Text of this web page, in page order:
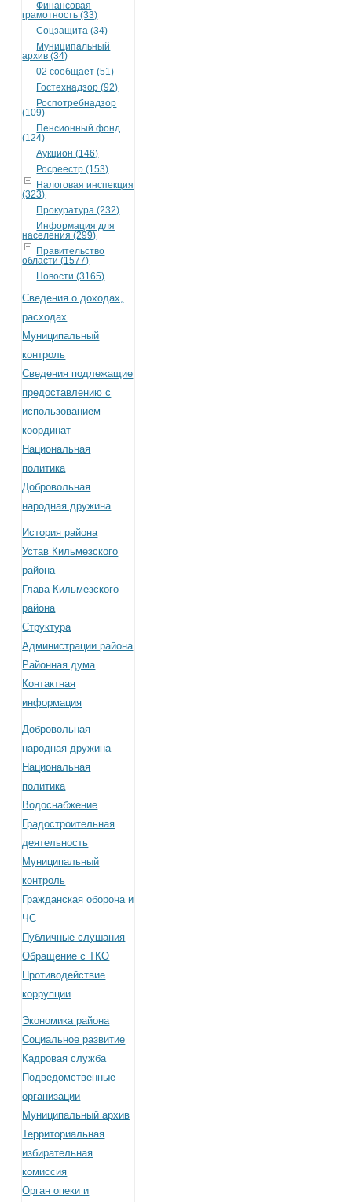
Финансовая
грамотность (33)
Соцзащита (34)
Муниципальный
архив (34)
02 сообщает (51)
Гостехнадзор (92)
Роспотребнадзор
(109)
Пенсионный фонд
(124)
Аукцион (146)
Росреестр (153)
Налоговая инспекция
(323)
Прокуратура (232)
Информация для
населения (299)
Правительство
области (1577)
Новости (3165)
Сведения о доходах,
расходах
Муниципальный
контроль
Сведения подлежащие
предоставлению с
использованием
координат
Национальная
политика
Добровольная
народная дружина
История района
Устав Кильмезского
района
Глава Кильмезского
района
Структура
Администрации района
Районная дума
Контактная
информация
Добровольная
народная дружина
Национальная
политика
Водоснабжение
Градостроительная
деятельность
Муниципальный
контроль
Гражданская оборона и
ЧС
Публичные слушания
Обращение с ТКО
Противодействие
коррупции
Экономика района
Социальное развитие
Кадровая служба
Подведомственные
организации
Муниципальный архив
Территориальная
избирательная
комиссия
Орган опеки и